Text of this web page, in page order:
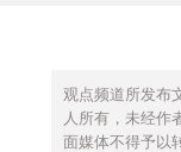
观点频道所发布
人所有，未经作
面媒体不得予以